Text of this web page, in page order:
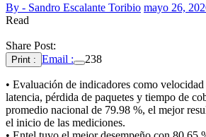
By - Sandro Escalante Toribio mayo 26,
Read
Share Post:
Print : Email : 238
• Evaluación de indicadores como velocidad
latencia, pérdida de paquetes y tiempo de
promedio nacional de 79.98 %, el mejor
el inicio de las mediciones.